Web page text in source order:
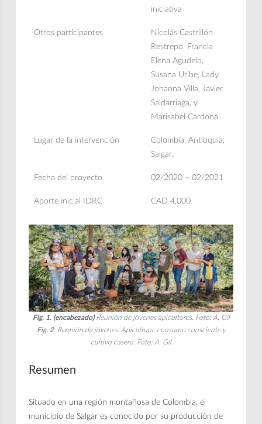
iniciativa
Otros participantes
Nicolás Castrillón
Restrepo, Francia
Elena Agudelo,
Susana Uribe, Lady
Johanna Villa, Javier
Saldarriaga, y
Marisabel Cardona
Lugar de la intervención
Colombia, Antioquia,
Salgar.
Fecha del proyecto 02/2020 – 02/2021
Aporte inicial IDRC CAD 4,000
Fig. 1. (encabezado) Reunión de jóvenes apicultores. Foto: A. Gil
Fig. 2. Reunión de jóvenes: Apicultura, consumo consciente y
cultivo casero. Foto: A. Gil
Resumen
Situado en una región montañosa de Colombia, el
municipio de Salgar es conocido por su producción de